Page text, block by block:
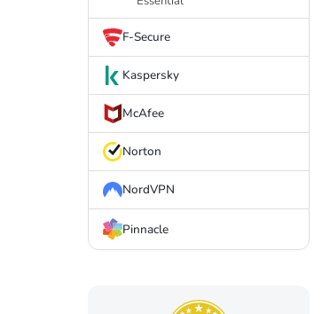
F-Secure
Kaspersky
McAfee
Norton
NordVPN
Pinnacle